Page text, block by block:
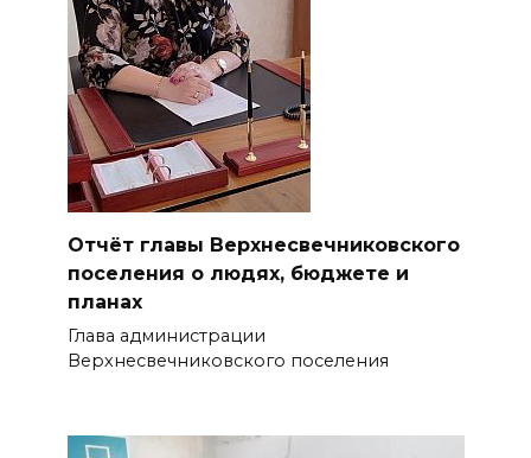
Отчёт главы Верхнесвечниковского
поселения о людях, бюджете и
планах
Глава администрации
Верхнесвечниковского поселения